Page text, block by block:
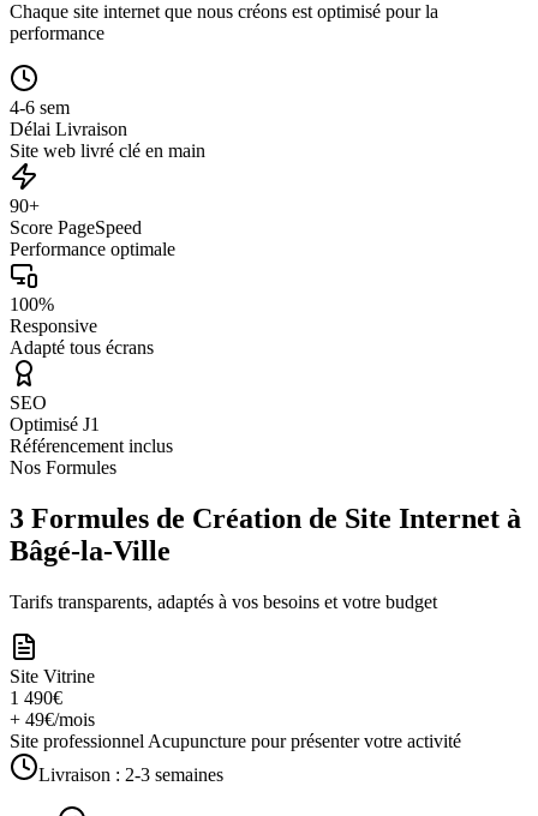
Chaque site internet que nous créons est optimisé pour la
performance
4-6 sem
Délai Livraison
Site web livré clé en main
90+
Score PageSpeed
Performance optimale
100%
Responsive
Adapté tous écrans
SEO
Optimisé J1
Référencement inclus
Nos Formules
3 Formules de Création de Site Internet à
Bâgé-la-Ville
Tarifs transparents, adaptés à vos besoins et votre budget
Site Vitrine
1 490€
+ 49€/mois
Site professionnel Acupuncture pour présenter votre activité
Livraison : 2-3 semaines